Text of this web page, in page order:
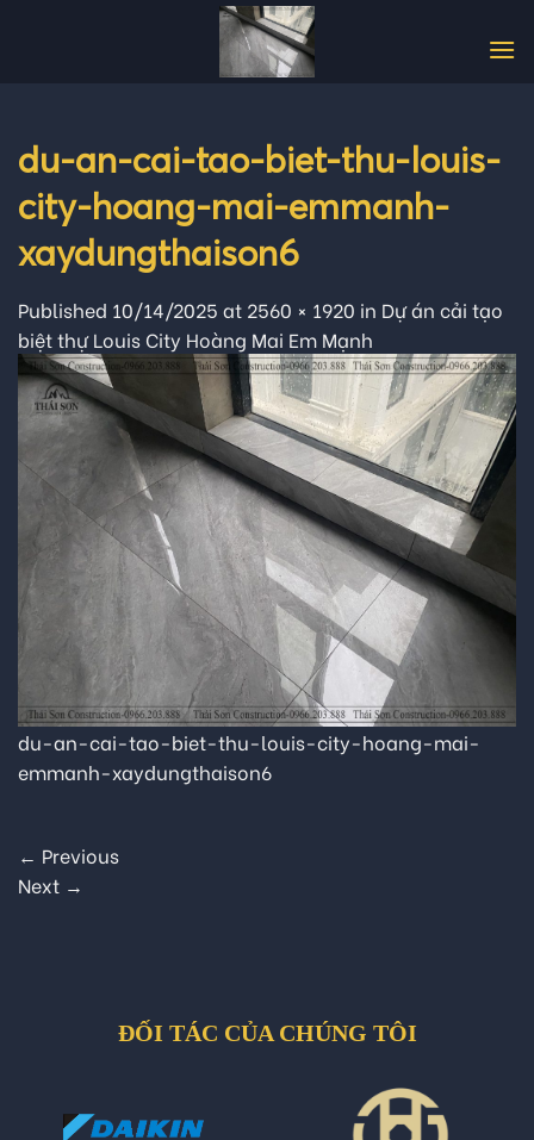
du-an-cai-tao-biet-thu-louis-
city-hoang-mai-emmanh-
xaydungthaison6
Published 10/14/2025 at 2560 × 1920 in Dự án cải tạo
biệt thự Louis City Hoàng Mai Em Mạnh
du-an-cai-tao-biet-thu-louis-city-hoang-mai-
emmanh-xaydungthaison6
← Previous
Next →
ĐỐI TÁC CỦA CHÚNG TÔI